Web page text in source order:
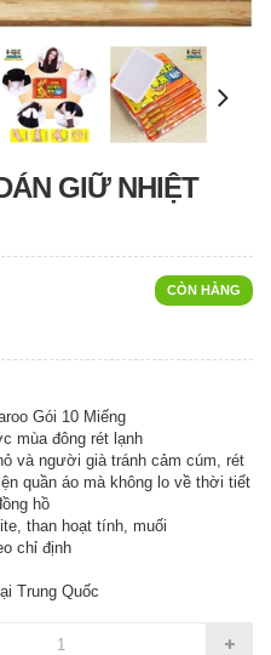
GIỮ NHIỆT
CÒN HÀNG
Gói 10 Miếng
mùa đông rét lạnh
và người già tránh cảm cúm, rét
quần áo mà không lo về thời tiết
hồ
than hoạt tính, muối
chỉ định
Trung Quốc